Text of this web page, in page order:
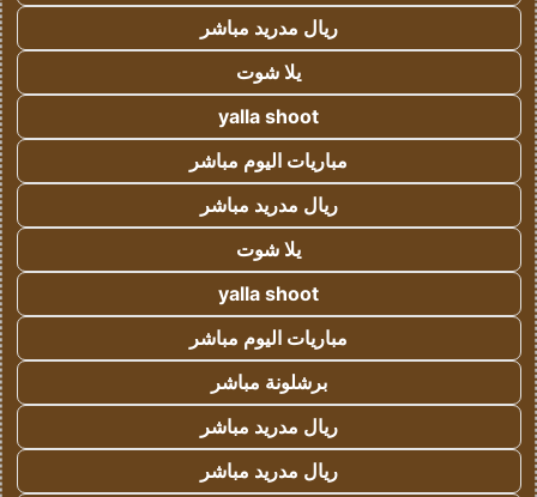
ريال مدريد مباشر
يلا شوت
yalla shoot
مباريات اليوم مباشر
ريال مدريد مباشر
يلا شوت
yalla shoot
مباريات اليوم مباشر
برشلونة مباشر
ريال مدريد مباشر
ريال مدريد مباشر